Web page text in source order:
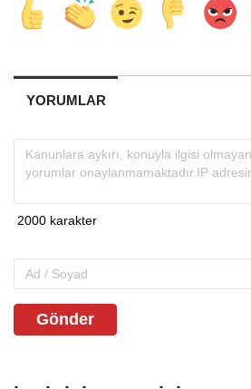
YORUMLAR
Gönder